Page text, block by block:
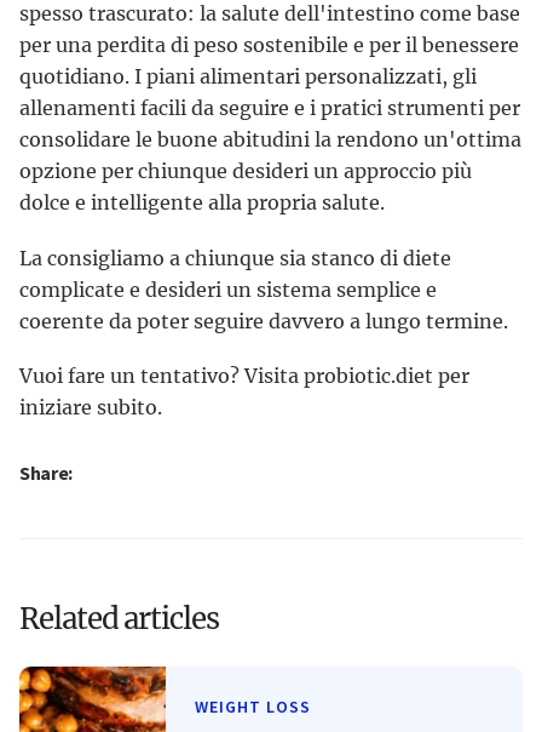
spesso trascurato: la salute dell'intestino come base
per una perdita di peso sostenibile e per il benessere
quotidiano. I piani alimentari personalizzati, gli
allenamenti facili da seguire e i pratici strumenti per
consolidare le buone abitudini la rendono un'ottima
opzione per chiunque desideri un approccio più
dolce e intelligente alla propria salute.
La consigliamo a chiunque sia stanco di diete
complicate e desideri un sistema semplice e
coerente da poter seguire davvero a lungo termine.
Vuoi fare un tentativo? Visita probiotic.diet per
iniziare subito.
Share:
Related articles
WEIGHT LOSS